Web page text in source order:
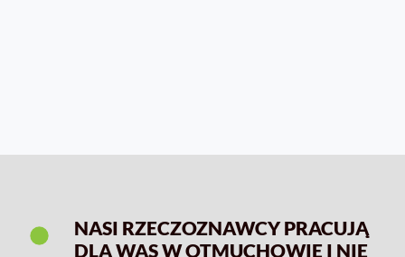
NASI RZECZOZNAWCY PRACUJĄ
DLA WAS W OTMUCHOWIE I NIE